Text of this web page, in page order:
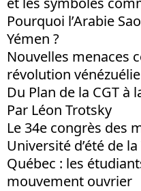
Pourquoi l’Arabie
Yémen ?
Nouvelles menaces
révolution
Du Plan de la CGT à
Par Léon Trotsky
Le 34e congrès des
Université d’été de
Québec : les
mouvement ouvrier